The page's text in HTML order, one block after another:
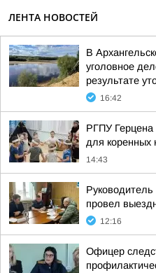
ЛЕНТА НОВОСТЕЙ
В
уголовное
результате
16:42
РГПУ Герцена
для коренных
14:43
Руководитель
провел
12:16
Офицер